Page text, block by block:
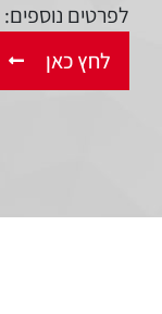
לפרטים נוספים:
לחץ כאן